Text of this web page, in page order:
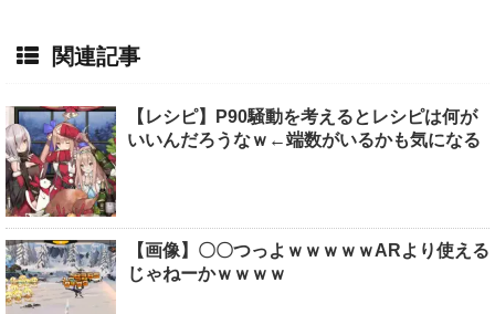
関連記事
【レシピ】P90騒動を考えるとレシピは何が
いいんだろうなｗ←端数がいるかも気になる
【画像】〇〇つっよｗｗｗｗｗARより使える
じゃねーかｗｗｗｗ